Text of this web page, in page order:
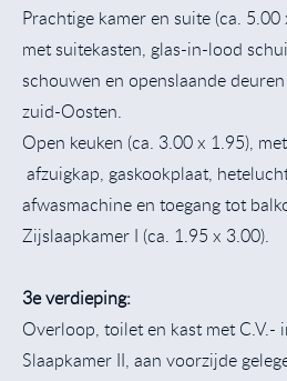
Prachtige kamer en suite (ca.
met suitekasten, glas-in-lood
schouwen en openslaande
zuid-Oosten.
Open keuken (ca. 3.00 x 1.95),
afzuigkap, gaskookplaat,
afwasmachine en toegang tot
Zijslaapkamer I (ca. 1.95 x 3.00).
3e verdieping:
Overloop, toilet en kast met C.V.-
Slaapkamer II, aan voorzijde